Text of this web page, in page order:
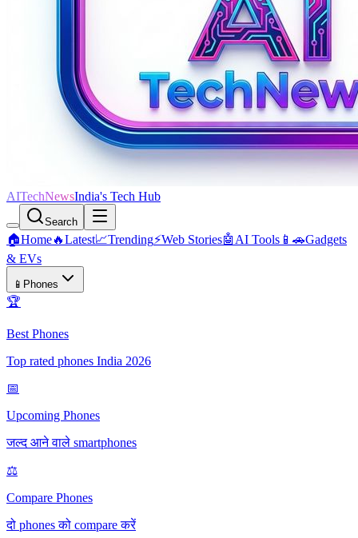
AITechNewsIndia's Tech Hub
Search
🏠Home🔥Latest📈Trending⚡Web Stories🤖 AI Tools 📱🚗Gadgets
& EVs
📱 Phones
🏆
Best Phones
Top rated phones India 2026
📅
Upcoming Phones
जल्द आने वाले smartphones
⚖️
Compare Phones
दो phones को compare करें